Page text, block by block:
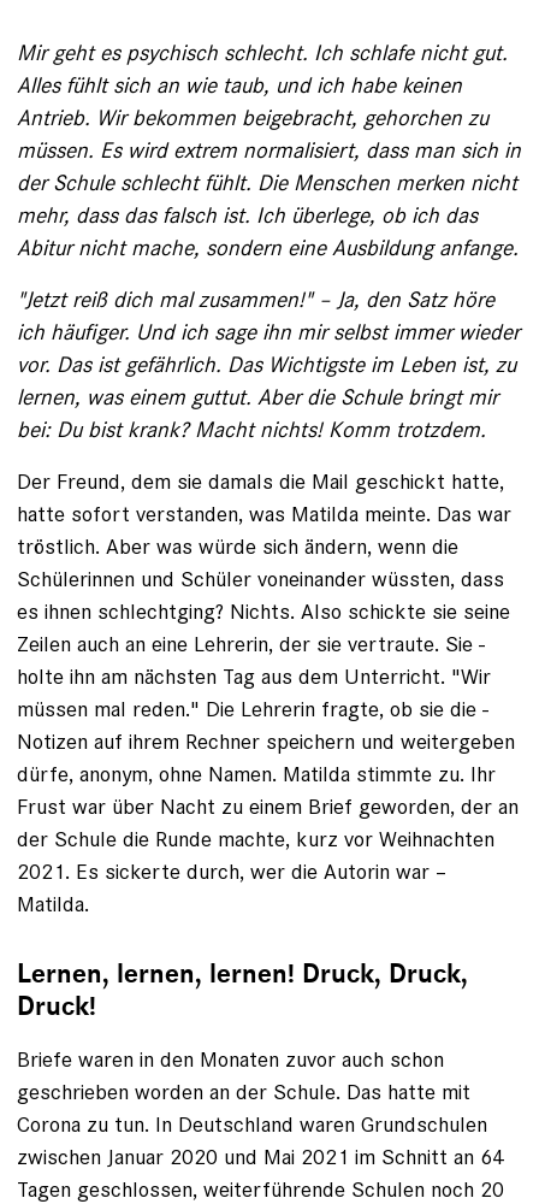
Mir geht es psychisch schlecht. Ich ­schlafe nicht gut.
Alles fühlt sich an wie taub, und ich habe keinen
Antrieb. Wir bekommen beigebracht, gehorchen zu
müssen. Es wird ­extrem normalisiert, dass man sich in
der Schule schlecht fühlt. Die Menschen merken nicht
mehr, dass das falsch ist. Ich überlege, ob ich das
Abitur nicht mache, sondern eine Aus­bildung anfange.
"Jetzt reiß dich mal zusammen!" – Ja, den Satz höre
ich häufiger. Und ich sage ihn mir selbst immer wieder
vor. Das ist gefährlich. Das Wichtigste im Leben ist, zu
lernen, was einem guttut. Aber die Schule bringt mir
bei: Du bist krank? Macht nichts! Komm trotzdem.
Der Freund, dem sie damals die Mail geschickt hatte,
hatte sofort verstanden, was Matilda ­meinte. Das war
tröstlich. Aber was würde sich ändern, wenn die
Schülerinnen und Schüler voneinander wüssten, dass
es ihnen schlechtging? Nichts. Also schickte sie seine
Zeilen auch an eine Lehrerin, der sie vertraute. Sie ­
holte ihn am nächsten Tag aus dem ­Unterricht. "Wir
müssen mal reden." Die Lehrerin fragte, ob sie die ­
Notizen auf ­ihrem Rechner speichern und weitergeben
dürfe, ­anonym, ohne Namen. Matilda stimmte zu. Ihr
Frust war über Nacht zu einem Brief ­geworden, der an
der Schule die ­Runde machte, kurz vor Weihnachten
2021. Es ­sickerte durch, wer die Autorin war –
Matilda.
Lernen, lernen, lernen! Druck, Druck,
Druck!
Briefe waren in den Monaten zuvor auch schon
geschrieben worden an der Schule. Das hatte mit
Corona zu tun. In Deutschland ­waren Grundschulen
zwischen Januar 2020 und Mai 2021 im Schnitt an 64
Tagen ­geschlossen, weiterführende Schulen noch 20